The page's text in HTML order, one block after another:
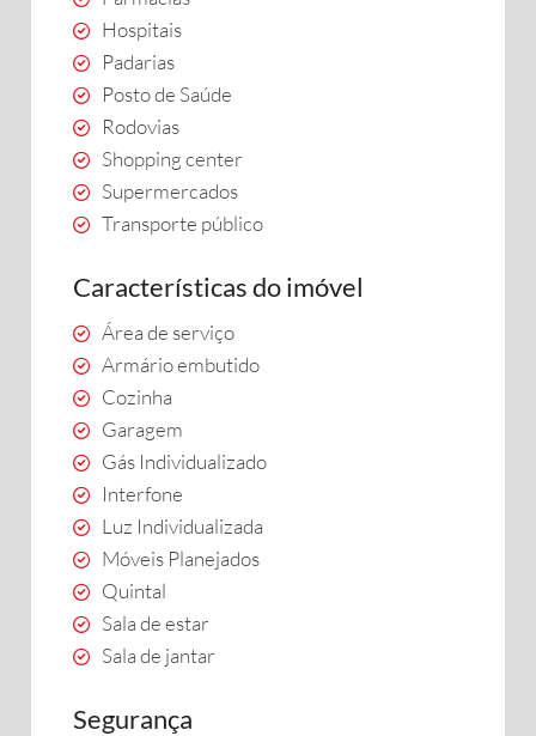
Hospitais
Padarias
Posto de Saúde
Rodovias
Shopping center
Supermercados
Transporte público
Características do imóvel
Área de serviço
Armário embutido
Cozinha
Garagem
Gás Individualizado
Interfone
Luz Individualizada
Móveis Planejados
Quintal
Sala de estar
Sala de jantar
Segurança